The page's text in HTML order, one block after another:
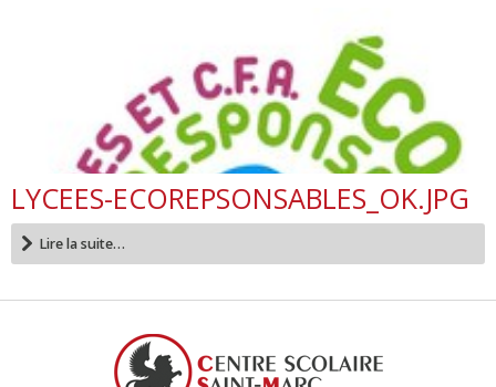
LYCEES-ECOREPSONSABLES_OK.JPG
Lire la suite…